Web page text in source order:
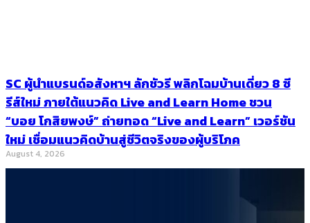
SC ผู้นำแบรนด์อสังหาฯ ลักชัวรี พลิกโฉมบ้านเดี่ยว 8 ซี
รีส์ใหม่ ภายใต้แนวคิด Live and Learn Home ชวน
“บอย โกสิยพงษ์” ถ่ายทอด “Live and Learn” เวอร์ชัน
ใหม่ เชื่อมแนวคิดบ้านสู่ชีวิตจริงของผู้บริโภค
August 4, 2026